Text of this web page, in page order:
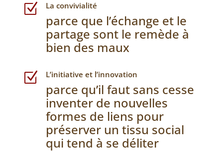
Z La convivialité
parce que l’échange et le
partage sont le remède à
bien des maux
Z L’initiative et l’innovation
parce qu’il faut sans cesse
inventer de nouvelles
formes de liens pour
préserver un tissu social
qui tend à se déliter